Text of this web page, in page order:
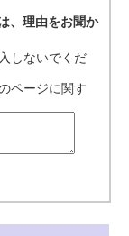
、理由をお聞か
しないでくだ
ページに関す